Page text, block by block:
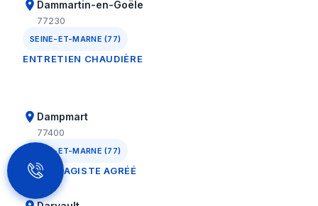
Dammartin-en-Goële
77230
SEINE-ET-MARNE (77)
ENTRETIEN CHAUDIÈRE
Dampmart
77400
SEINE-ET-MARNE (77)
CHAUFFAGISTE AGRÉÉ